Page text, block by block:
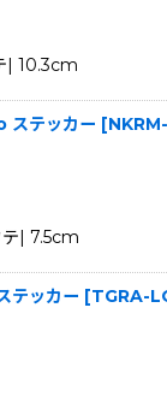
10.3cm
テッカー [
| 7.5cm
ッカー [TGRA-